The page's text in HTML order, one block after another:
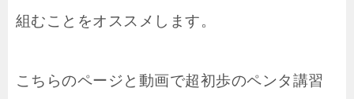
組むことをオススメします。
こちらのページと動画で超初歩のペンタ講習